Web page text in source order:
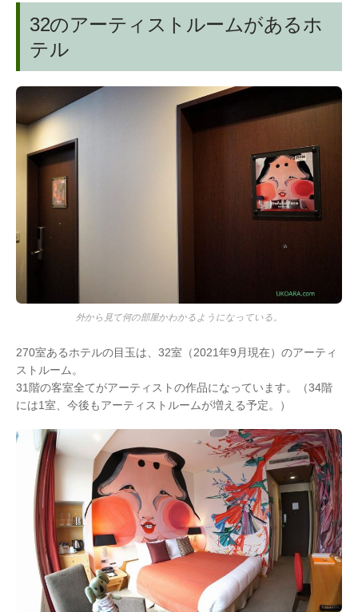
32のアーティストルームがあるホ
テル
外から見て何の部屋かわかるようになっている。
270室あるホテルの目玉は、32室（2021年9月現在）のアーティ
ストルーム。
31階の客室全てがアーティストの作品になっています。（34階
には1室、今後もアーティストルームが増える予定。）